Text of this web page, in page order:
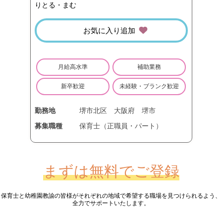
りとる・まむ
お気に入り追加
月給高水準 補助業務
新卒歓迎 未経験・ブランク歓迎
勤務地 堺市北区 大阪府
堺市
募集職種
保育士（正職員・パート）
まずは無料でご登録
保育士と幼稚園教諭の皆様がそれぞれの地域で希望する職場を見つけられるよう、
全力でサポートいたします。